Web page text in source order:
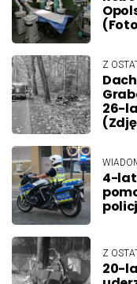
Z
26-
4-
Z
20-